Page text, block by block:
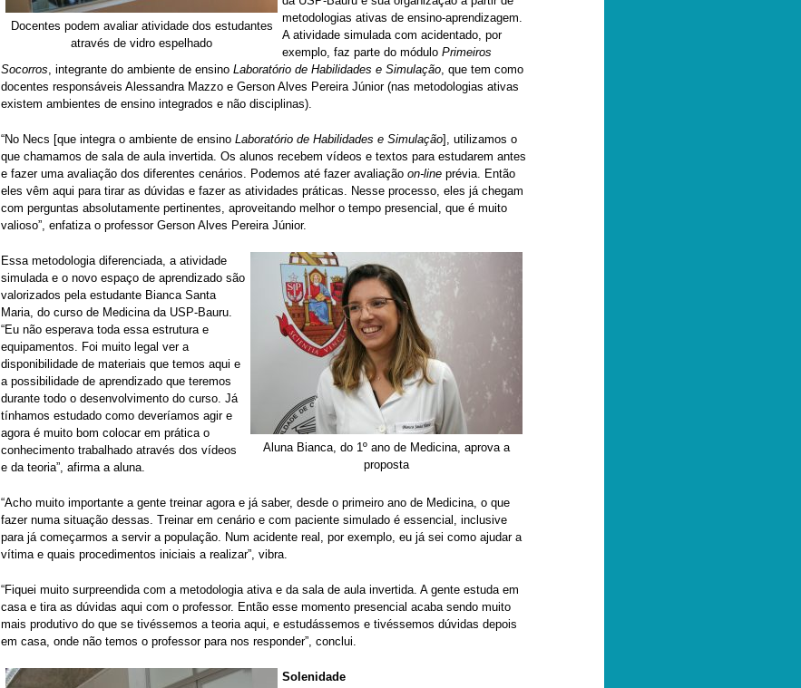
Docentes podem avaliar atividade dos estudantes
através de vidro espelhado
metodologias ativas de ensino-aprendizagem.
A atividade simulada com acidentado, por
exemplo, faz parte do módulo Primeiros
Socorros, integrante do ambiente de ensino Laboratório de Habilidades e Simulação, que tem como
docentes responsáveis Alessandra Mazzo e Gerson Alves Pereira Júnior (nas metodologias ativas
existem ambientes de ensino integrados e não disciplinas).
“No Necs [que integra o ambiente de ensino Laboratório de Habilidades e Simulação], utilizamos o
que chamamos de sala de aula invertida. Os alunos recebem vídeos e textos para estudarem antes
e fazer uma avaliação dos diferentes cenários. Podemos até fazer avaliação on-line prévia. Então
eles vêm aqui para tirar as dúvidas e fazer as atividades práticas. Nesse processo, eles já chegam
com perguntas absolutamente pertinentes, aproveitando melhor o tempo presencial, que é muito
valioso”, enfatiza o professor Gerson Alves Pereira Júnior.
Aluna Bianca, do 1º ano de Medicina, aprova a
proposta
Essa metodologia diferenciada, a atividade
simulada e o novo espaço de aprendizado são
valorizados pela estudante Bianca Santa
Maria, do curso de Medicina da USP-Bauru.
“Eu não esperava toda essa estrutura e
equipamentos. Foi muito legal ver a
disponibilidade de materiais que temos aqui e
a possibilidade de aprendizado que teremos
durante todo o desenvolvimento do curso. Já
tínhamos estudado como deveríamos agir e
agora é muito bom colocar em prática o
conhecimento trabalhado através dos vídeos
e da teoria”, afirma a aluna.
“Acho muito importante a gente treinar agora e já saber, desde o primeiro ano de Medicina, o que
fazer numa situação dessas. Treinar em cenário e com paciente simulado é essencial, inclusive
para já começarmos a servir a população. Num acidente real, por exemplo, eu já sei como ajudar a
vítima e quais procedimentos iniciais a realizar”, vibra.
“Fiquei muito surpreendida com a metodologia ativa e da sala de aula invertida. A gente estuda em
casa e tira as dúvidas aqui com o professor. Então esse momento presencial acaba sendo muito
mais produtivo do que se tivéssemos a teoria aqui, e estudássemos e tivéssemos dúvidas depois
em casa, onde não temos o professor para nos responder”, conclui.
Solenidade